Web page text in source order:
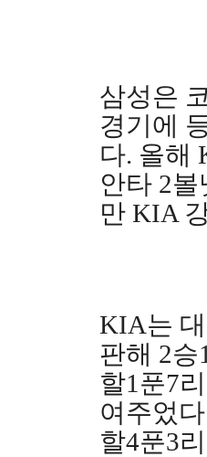
삼성은
경기에
다. 올해
안타 2
만 KIA
KIA는
판해 2승
할1푼7
여주었
할4푼3